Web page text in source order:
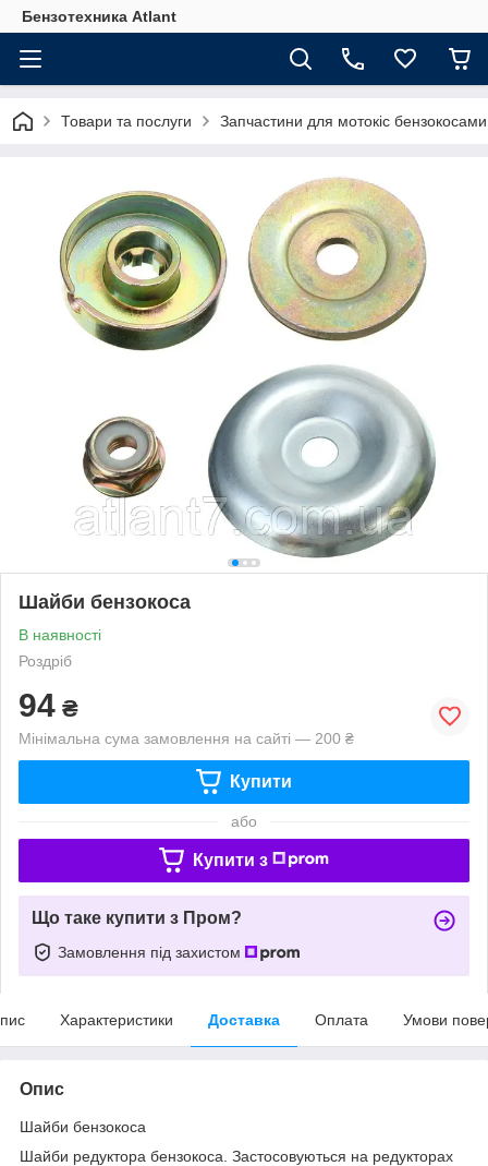
Бензотехника Atlant
Товари та послуги Запчастини для мотокіс бензокосами
Шайби бензокоса
В наявності
Роздріб
94 ₴
Мінімальна сума замовлення на сайті — 200 ₴
Купити
або
Купити з
Що таке купити з Пром?
Замовлення під захистом
Характеристики Доставка Оплата Умови
Опис
Шайби бензокоса
Шайби редуктора бензокоса. Застосовуються на редукторах